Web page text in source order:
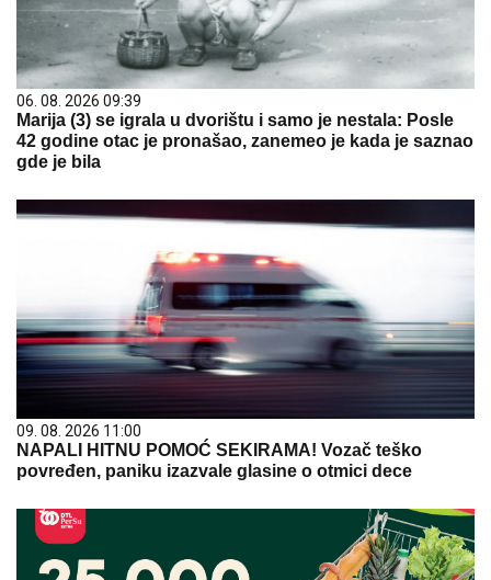
06. 08. 2026 09:39
Marija (3) se igrala u dvorištu i samo je nestala: Posle
42 godine otac je pronašao, zanemeo je kada je saznao
gde je bila
09. 08. 2026 11:00
NAPALI HITNU POMOĆ SEKIRAMA! Vozač teško
povređen, paniku izazvale glasine o otmici dece